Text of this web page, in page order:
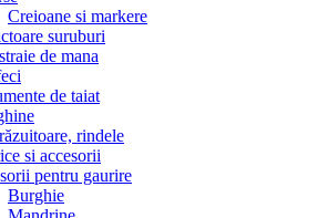
Creioane si markere
suruburi
de mana
de taiat
rindele
si accesorii
pentru gaurire
Burghie